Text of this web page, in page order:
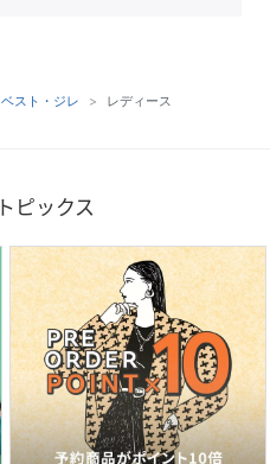
ベスト・ジレ レディース
ピックス